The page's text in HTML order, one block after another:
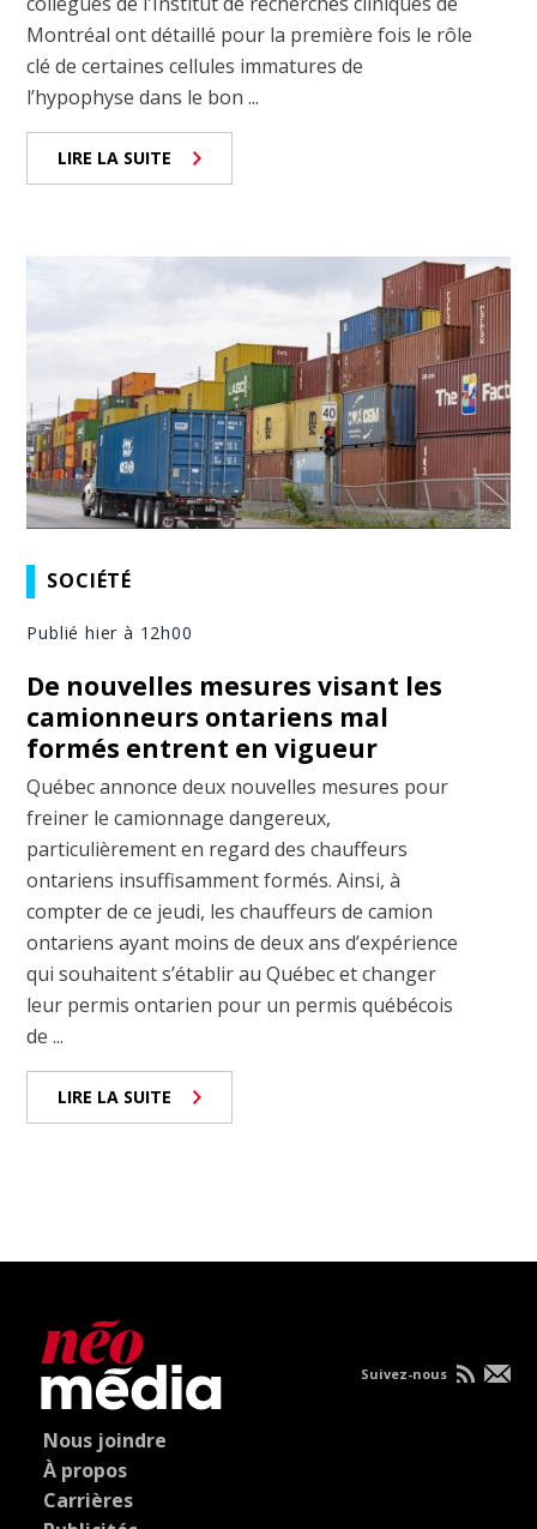
Montréal ont détaillé pour la première fois le rôle
clé de certaines cellules immatures de
l’hypophyse dans le bon ...
LIRE LA SUITE
SOCIÉTÉ
Publié hier à 12h00
De nouvelles mesures visant les
camionneurs ontariens mal
formés entrent en vigueur
Québec annonce deux nouvelles mesures pour
freiner le camionnage dangereux,
particulièrement en regard des chauffeurs
ontariens insuffisamment formés. Ainsi, à
compter de ce jeudi, les chauffeurs de camion
ontariens ayant moins de deux ans d’expérience
qui souhaitent s’établir au Québec et changer
leur permis ontarien pour un permis québécois
de ...
LIRE LA SUITE
Nous joindre
À propos
Carrières
Suivez-nous